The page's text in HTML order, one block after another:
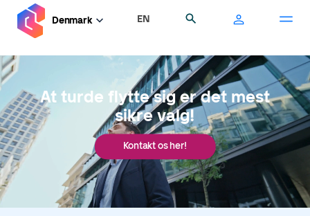
hovedindhold
Denmark EN
At turde flytte sig er det mest
sikre valg!
Kontakt os her!